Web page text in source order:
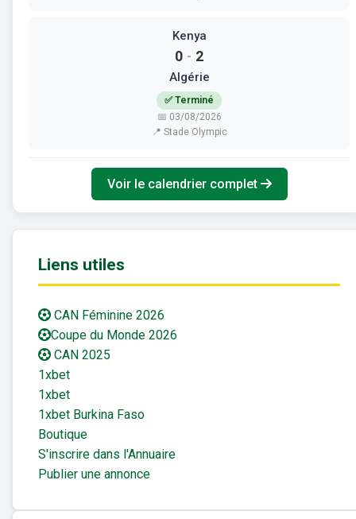
Kenya
0 - 2
Algérie
✅ Terminé
📅 03/08/2026
📍 Stade Olympic
Voir le calendrier complet
Liens utiles
CAN Féminine 2026
Coupe du Monde 2026
CAN 2025
1xbet
1xbet
1xbet Burkina Faso
Boutique
S'inscrire dans l'Annuaire
Publier une annonce